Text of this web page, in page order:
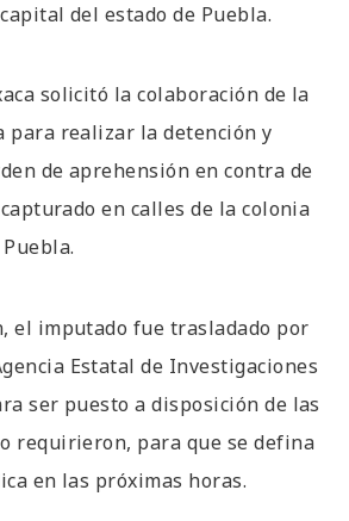
del estado de Puebla.
solicitó la colaboración de la
para realizar la detención y
de aprehensión en contra de
capturado en calles de la colonia
el imputado fue trasladado por
Estatal de Investigaciones
ser puesto a disposición de las
requirieron, para que se defina
en las próximas horas.